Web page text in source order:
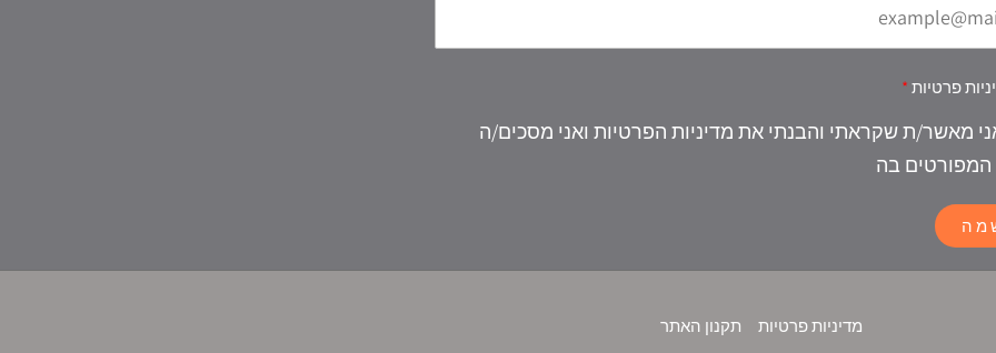
פרטיות
מאשר/ת שקראתי והבנתי את מדיניות הפרטיות ואני מסכים/ה
המפורטים בה
מדיניות פרטיות תקנון האתר